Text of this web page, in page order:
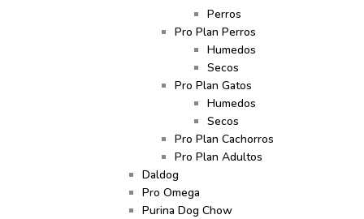
Perros
Pro Plan Perros
Humedos
Secos
Pro Plan Gatos
Humedos
Secos
Pro Plan Cachorros
Pro Plan Adultos
Daldog
Pro Omega
Purina Dog Chow